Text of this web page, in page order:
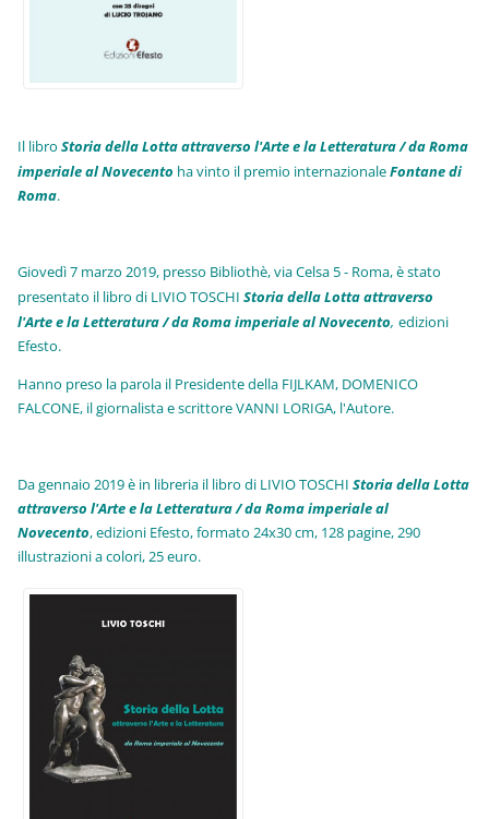
Il libroStoria della Lotta attraverso l'Arte e la Letteratura / da Roma
imperiale al Novecento ha vinto il premio internazionaleFontane di
Roma.
Giovedì 7 marzo 2019, presso Bibliothè, via Celsa 5 - Roma, è stato
presentato il libro di LIVIO TOSCHIStoria della Lotta attraverso
l'Arte e la Letteratura / da Roma imperiale al Novecento, edizioni
Efesto.
Hanno preso la parola il Presidente della FIJLKAM, DOMENICO
FALCONE, il giornalista e scrittore VANNI LORIGA, l'Autore.
Da gennaio 2019 è in libreria il libro di LIVIO TOSCHIStoria della Lotta
attraverso l'Arte e la Letteratura / da Roma imperiale al
Novecento, edizioni Efesto, formato 24x30 cm, 128 pagine, 290
illustrazioni a colori, 25 euro.